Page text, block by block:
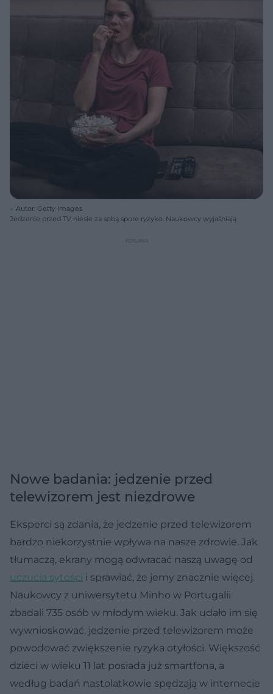
Autor: Getty Images
Jedzenie przed TV niesie za sobą spore ryzyko. Naukowcy wyjaśniają
Nowe badania: jedzenie przed
telewizorem jest niezdrowe
Eksperci są zdania, że jedzenie przed telewizorem
bardzo niekorzystnie wpływa na nasze zdrowie. Jak
tłumaczą, ekrany mogą odwracać naszą uwagę od
uczucia sytości i sprawiać, że jemy znacznie więcej.
Naukowcy z uniwersytetu Minho w Portugalii
zbadali 735 osób w młodym wieku. Jak udało im się
wywnioskować, jedzenie przed telewizorem może
powodować zwiększenie ryzyka otyłości. Większość
dzieci w wieku 11 lat posiada już smartfona, a
według badań nastolatkowie spędzają w internecie